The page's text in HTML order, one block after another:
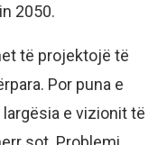
2050.
të projektojë të
Por puna e
e vizionit të